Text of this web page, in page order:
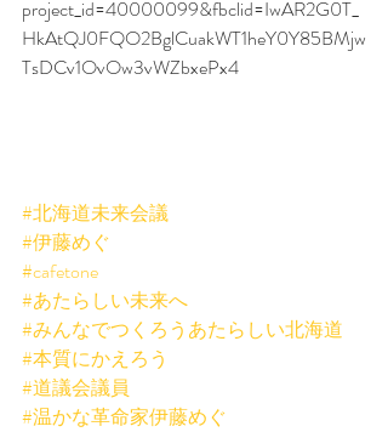
project_id=40000099&fbclid=IwAR2G0T_
HkAtQJ0FQO2BglCuakWT1heY0Y85BMjw
TsDCv1OvOw3vWZbxePx4
#北海道未来会議
#伊藤めぐ
#cafetone
#あたらしい未来へ
#みんなでつくろうあたらしい北海道
#本質にかえろう
#道議会議員
#温かな革命家伊藤めぐ